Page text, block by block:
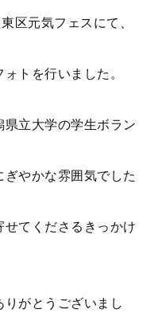
区元気フェスにて、
トを行いました。
立大学の学生ボラン
やかな雰囲気でした
てくださるきっかけ
がとうございまし